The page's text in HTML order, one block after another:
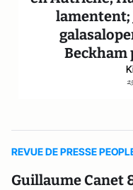
lamentent;
Beckham
REVUE DE PRESSE
Guillaume Canet